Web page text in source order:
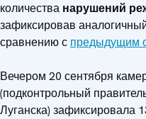
количества нарушений
зафиксировав
сравнению с предыдущим
Вечером 20 сентября
(подконтрольный
Луганска) зафиксировала